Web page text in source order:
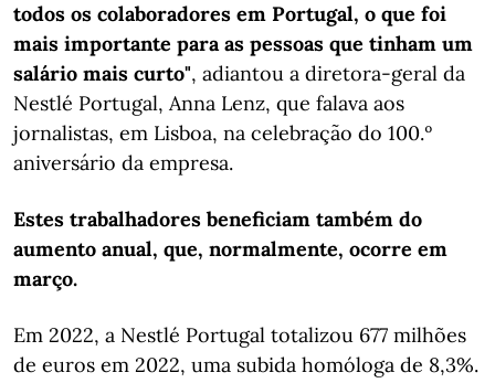
todos os colaboradores em Portugal, o que foi
mais importante para as pessoas que tinham um
salário mais curto", adiantou a diretora-geral da
Nestlé Portugal, Anna Lenz, que falava aos
jornalistas, em Lisboa, na celebração do 100.º
aniversário da empresa.
Estes trabalhadores beneficiam também do
aumento anual, que, normalmente, ocorre em
março.
Em 2022, a Nestlé Portugal totalizou 677 milhões
de euros em 2022, uma subida homóloga de 8,3%.